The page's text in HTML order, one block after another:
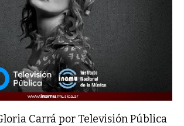
Carrá por Televisión Pública